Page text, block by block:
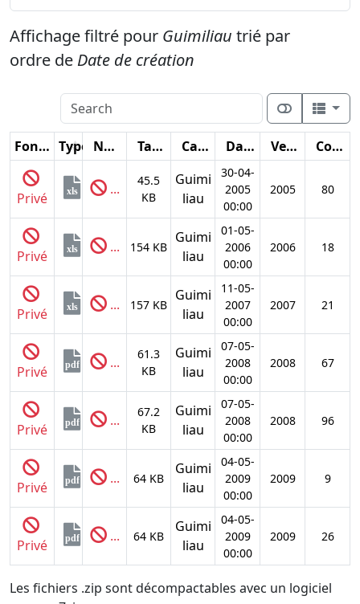
Affichage filtré pour Guimiliau trié par
ordre de Date de création
Fonctions Type Nom Taille Catégorie Date Version Compteur
Privé xls ...
45.5
KB
Guimi
liau
30-04-
2005
00:00
2005 80
Privé xls ... 154 KB
Guimi
liau
01-05-
2006
00:00
2006 18
Privé xls ... 157 KB
Guimi
liau
11-05-
2007
00:00
2007 21
Privé pdf ...
61.3
KB
Guimi
liau
07-05-
2008
00:00
2008 67
Privé pdf ...
67.2
KB
Guimi
liau
07-05-
2008
00:00
2008 96
Privé pdf ... 64 KB
Guimi
liau
04-05-
2009
00:00
2009 9
Privé pdf ... 64 KB
Guimi
liau
04-05-
2009
00:00
2009 26
Les fichiers .zip sont décompactables avec un logiciel